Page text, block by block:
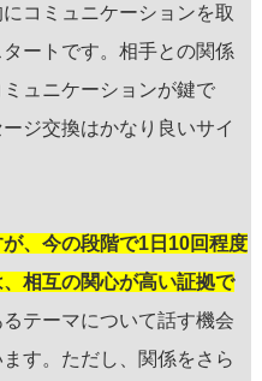
コミュニケーションを取
ートです。相手との関係
ュニケーションが鍵で
ジ交換はかなり良いサイ
、今の段階で1日10回程度
相互の関心が高い証拠で
テーマについて話す機会
す。ただし、関係をさら